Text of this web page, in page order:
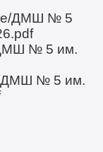
ДМШ № 5
№ 5 им.
ДМШ № 5 им.